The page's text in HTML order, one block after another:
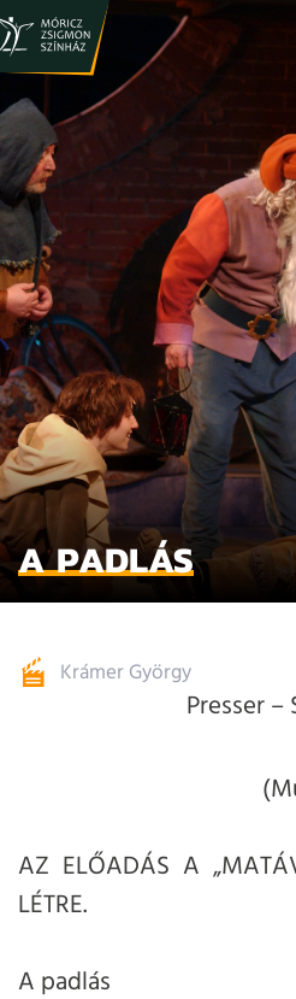
A PADLÁS
Krámer György
Presser
AZ ELŐADÁS A
LÉTRE.
A padlás